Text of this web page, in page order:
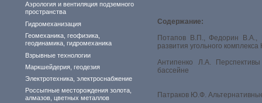
Аэрология и вентиляция подземного
пространства
Гидромеханизация
Геомеханика, геофизика,
геодинамика, гидромеханика
Взрывные технологии
Маркшейдерия, геодезия
Электротехника, электроснабжение
Россыпные месторождения золота,
алмазов, цветных металлов
Содержание:
Потапов В.П., Федорин В.А.,
развития угольного комплекса
Антипенко Л.А.
бассейне
Патраков Ю.Ф.